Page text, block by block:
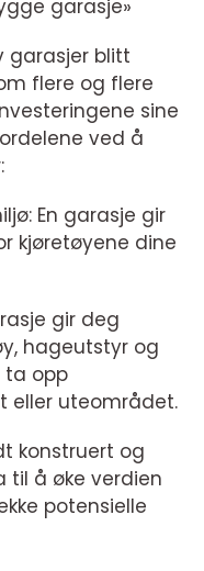
garasje»
garasjer blitt
flere og flere
sine
ved å
En garasje gir
kjøretøyene dine
gir deg
hageutstyr og
ta opp
eller uteområdet.
konstruert og
til å øke verdien
potensielle